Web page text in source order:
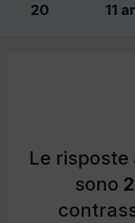
20 11
Le
sono